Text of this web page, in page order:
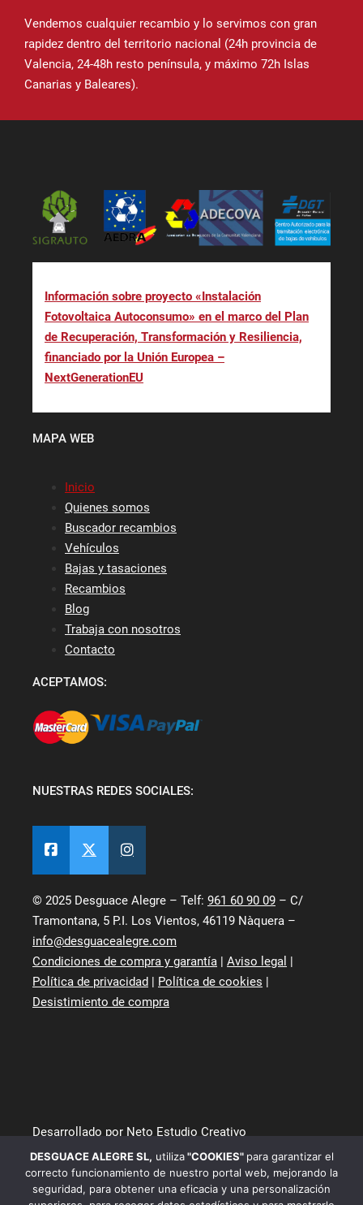
Vendemos cualquier recambio y lo servimos con gran
rapidez dentro del territorio nacional (24h provincia de
Valencia, 24-48h resto península, y máximo 72h Islas
Canarias y Baleares).
Información sobre proyecto «Instalación
Fotovoltaica Autoconsumo» en el marco del Plan
de Recuperación, Transformación y Resiliencia,
financiado por la Unión Europea –
NextGenerationEU
MAPA WEB
Inicio
Quienes somos
Buscador recambios
Vehículos
Bajas y tasaciones
Recambios
Blog
Trabaja con nosotros
Contacto
ACEPTAMOS:
NUESTRAS REDES SOCIALES:
© 2025 Desguace Alegre – Telf: 961 60 90 09 – C/
Tramontana, 5 P.I. Los Vientos, 46119 Nàquera –
info@desguacealegre.com
Condiciones de compra y garantía | Aviso legal |
Política de privacidad | Política de cookies |
Desistimiento de compra
Desarrollado por Neto Estudio Creativo
DESGUACE ALEGRE SL, utiliza"COOKIES" para garantizar el
correcto funcionamiento de nuestro portal web, mejorando la
seguridad, para obtener una eficacia y una personalización